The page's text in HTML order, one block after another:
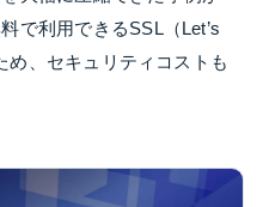
で利用できるSSL（Let’s
め、セキュリティコストも